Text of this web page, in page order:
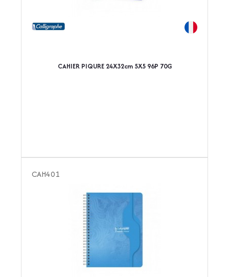
CAHIER PIQURE 24X32cm 5X5 96P 70G
CAH401